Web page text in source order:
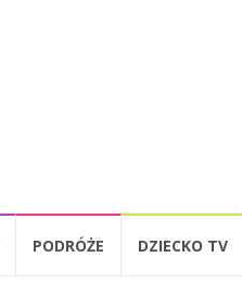
PODRÓŻE DZIECKO TV